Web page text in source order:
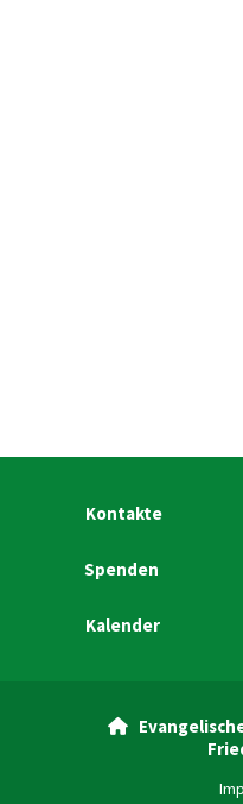
Kontakte
Spenden
Kalender
